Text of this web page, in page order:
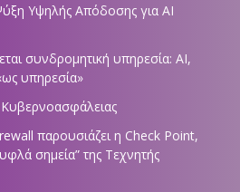
Υψηλής Απόδοσης για AI
συνδρομητική υπηρεσία: AI,
υπηρεσία»
παρουσιάζει η Check Point,
σημεία” της Τεχνητής